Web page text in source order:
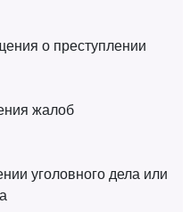
о преступлении
жалоб
уголовного дела или